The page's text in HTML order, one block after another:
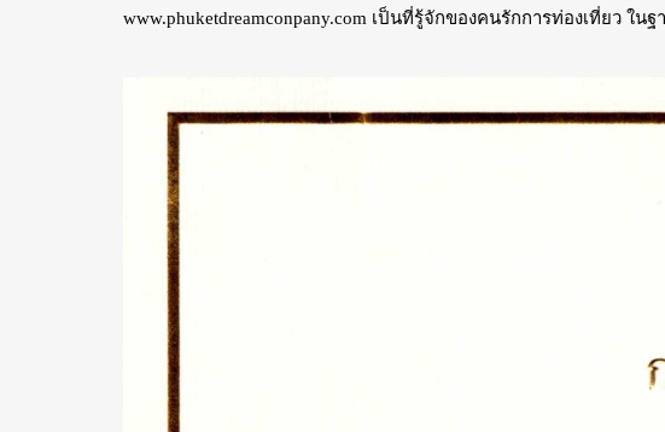
www.phuketdreamconpany.com เป็นที่รู้จักของคนรักการท่องเที่ยว